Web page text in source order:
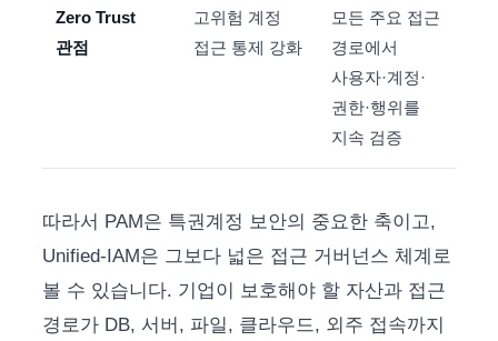
Zero Trust
관점
고위험 계정
접근 통제 강화
모든 주요 접근
경로에서
사용자·계정·
권한·행위를
지속 검증
따라서 PAM은 특권계정 보안의 중요한 축이고,
Unified-IAM은 그보다 넓은 접근 거버넌스 체계로
볼 수 있습니다. 기업이 보호해야 할 자산과 접근
경로가 DB, 서버, 파일, 클라우드, 외주 접속까지